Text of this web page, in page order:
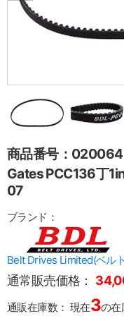
商品番号：020064
Gates PCC136丁
07
ブランド：
Belt Drives Limited(ベル
通常販売価格：
通販在庫数： 現在3の在